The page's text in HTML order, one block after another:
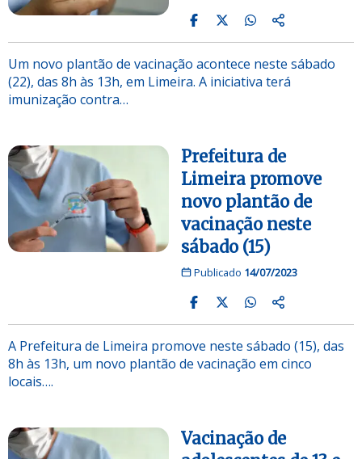
Um novo plantão de vacinação acontece neste sábado
(22), das 8h às 13h, em Limeira. A iniciativa terá
imunização contra…
Prefeitura de
Limeira promove
novo plantão de
vacinação neste
sábado (15)
Publicado 14/07/2023
A Prefeitura de Limeira promove neste sábado (15), das
8h às 13h, um novo plantão de vacinação em cinco
locais….
Vacinação de